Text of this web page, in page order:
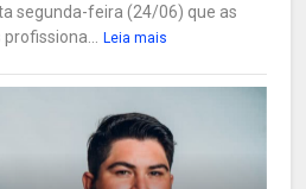
segunda-feira (24/06) que as
Leia mais